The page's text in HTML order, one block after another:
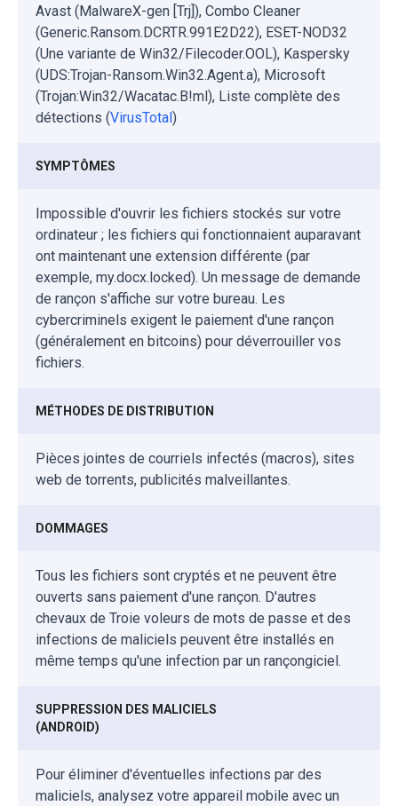
Avast (MalwareX-gen [Trj]), Combo Cleaner
(Generic.Ransom.DCRTR.991E2D22), ESET-NOD32
(Une variante de Win32/Filecoder.OOL), Kaspersky
(UDS:Trojan-Ransom.Win32.Agent.a), Microsoft
(Trojan:Win32/Wacatac.B!ml), Liste complète des
détections (VirusTotal )
SYMPTÔMES
Impossible d'ouvrir les fichiers stockés sur votre
ordinateur ; les fichiers qui fonctionnaient auparavant
ont maintenant une extension différente (par
exemple, my.docx.locked). Un message de demande
de rançon s'affiche sur votre bureau. Les
cybercriminels exigent le paiement d'une rançon
(généralement en bitcoins) pour déverrouiller vos
fichiers.
MÉTHODES DE DISTRIBUTION
Pièces jointes de courriels infectés (macros), sites
web de torrents, publicités malveillantes.
DOMMAGES
Tous les fichiers sont cryptés et ne peuvent être
ouverts sans paiement d'une rançon. D'autres
chevaux de Troie voleurs de mots de passe et des
infections de maliciels peuvent être installés en
même temps qu'une infection par un rançongiciel.
SUPPRESSION DES MALICIELS
(ANDROID)
Pour éliminer d'éventuelles infections par des
maliciels, analysez votre appareil mobile avec un